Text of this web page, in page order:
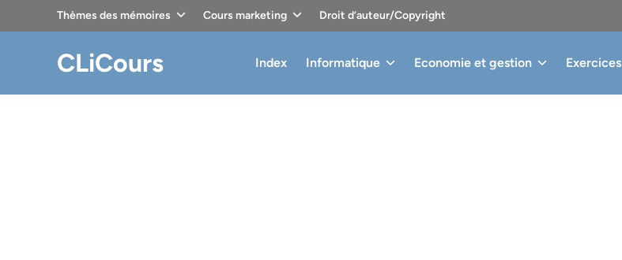
Thèmes des mémoires Cours marketing Droit d’auteur/Copyright
CLiCours Index Informatique Economie et gestion Exercices